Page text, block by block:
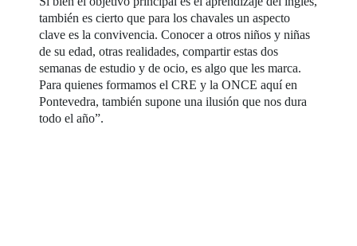
también es cierto que para los chavales un aspecto
clave es la convivencia. Conocer a otros niños y niñas
de su edad, otras realidades, compartir estas dos
semanas de estudio y de ocio, es algo que les marca.
Para quienes formamos el CRE y la ONCE aquí en
Pontevedra, también supone una ilusión que nos dura
todo el año”.